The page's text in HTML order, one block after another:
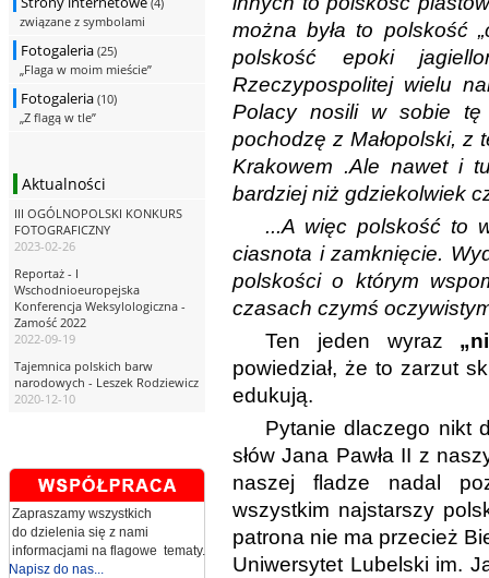
związane z symbolami
Fotogaleria (25)
„Flaga w moim mieście”
Fotogaleria (10)
„Z flagą w tle”
Aktualności
III OGÓLNOPOLSKI KONKURS
FOTOGRAFICZNY
2023-02-26
Reportaż - I
Wschodnioeuropejska
Konferencja Weksylologiczna -
Zamość 2022
2022-09-19
Tajemnica polskich barw
narodowych - Leszek Rodziewicz
2020-12-10
Zapraszamy wszystkich
do dzielenia się z nami
informacjami na flagowe tematy.
Napisz do nas...
można była to polskość
polskość epoki
Rzeczypospolitej wielu
Polacy nosili w sobie tę
pochodzę z Małopolski, z
Krakowem .Ale nawet i
bardziej niż gdziekolwiek
...A więc polskość to
ciasnota i zamknięcie.
polskości o którym
czasach czymś
Ten jeden wyraz
powiedział, że to zarzut
edukują.
Pytanie dlaczego nikt
słów Jana Pawła II z
naszej fladze nadal
wszystkim najstarszy
patrona nie ma przecież
Uniwersytet Lubelski im.